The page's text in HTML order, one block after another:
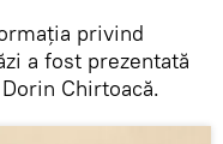
privind
a fost prezentată
Chirtoacă.